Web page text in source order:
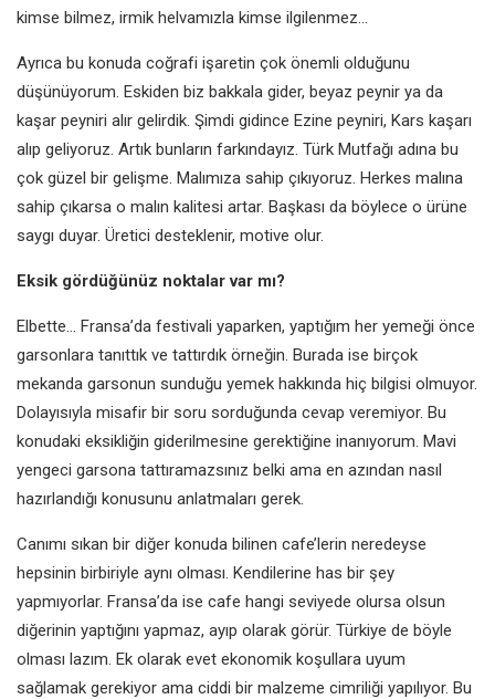
kimse bilmez, irmik helvamızla kimse ilgilenmez…
Ayrıca bu konuda coğrafi işaretin çok önemli olduğunu
düşünüyorum. Eskiden biz bakkala gider, beyaz peynir ya da
kaşar peyniri alır gelirdik. Şimdi gidince Ezine peyniri, Kars kaşarı
alıp geliyoruz. Artık bunların farkındayız. Türk Mutfağı adına bu
çok güzel bir gelişme. Malımıza sahip çıkıyoruz. Herkes malına
sahip çıkarsa o malın kalitesi artar. Başkası da böylece o ürüne
saygı duyar. Üretici desteklenir, motive olur.
Eksik gördüğünüz noktalar var mı?
Elbette… Fransa’da festivali yaparken, yaptığım her yemeği önce
garsonlara tanıttık ve tattırdık örneğin. Burada ise birçok
mekanda garsonun sunduğu yemek hakkında hiç bilgisi olmuyor.
Dolayısıyla misafir bir soru sorduğunda cevap veremiyor. Bu
konudaki eksikliğin giderilmesine gerektiğine inanıyorum. Mavi
yengeci garsona tattıramazsınız belki ama en azından nasıl
hazırlandığı konusunu anlatmaları gerek.
Canımı sıkan bir diğer konuda bilinen cafe’lerin neredeyse
hepsinin birbiriyle aynı olması. Kendilerine has bir şey
yapmıyorlar. Fransa’da ise cafe hangi seviyede olursa olsun
diğerinin yaptığını yapmaz, ayıp olarak görür. Türkiye de böyle
olması lazım. Ek olarak evet ekonomik koşullara uyum
sağlamak gerekiyor ama ciddi bir malzeme cimriliği yapılıyor. Bu